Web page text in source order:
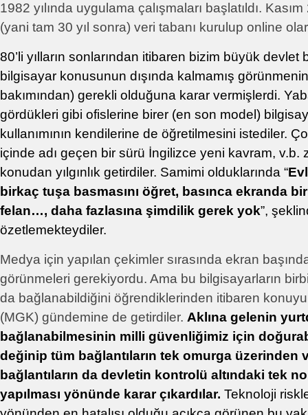
1982 yılında uygulama çalışmaları başlatıldı.
(yani tam 30 yıl sonra) veri tabanı kurulup online
80’li yılların sonlarından itibaren bizim büyük devlet
bilgisayar konusunun dışında kalmamış
bakımından) gerekli olduğuna karar vermişlerdi.
gördükleri gibi ofislerine birer (en son model)
kullanımının kendilerine de öğretilmesini istediler.
içinde adı geçen bir sürü İngilizce yeni kavram, v.b.
konudan yılgınlık getirdiler. Samimi olduklarında “
birkaç tuşa basmasını öğret, basınca ekranda
felan…, daha fazlasına şimdilik gerek yok”,
özetlemekteydiler.
Medya için yapılan çekimler sırasında ekran
görünmeleri gerekiyordu. Ama bu bilgisayarların
da bağlanabildiğini öğrendiklerinden itibaren
(MGK) gündemine de getirdiler. Aklına gelenin
bağlanabilmesinin milli güvenliğimiz için
değinip tüm bağlantıların tek omurga üzerinden
bağlantıların da devletin kontrolü altındaki tek
yapılması yönünde karar çıkardılar. Teknoloji